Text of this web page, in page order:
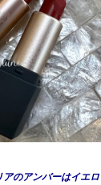
のアンバーはイエ